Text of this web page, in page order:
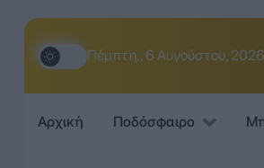
Πέμπτη,, 6 Αυγούστου,
Αρχική Ποδόσφαιρο